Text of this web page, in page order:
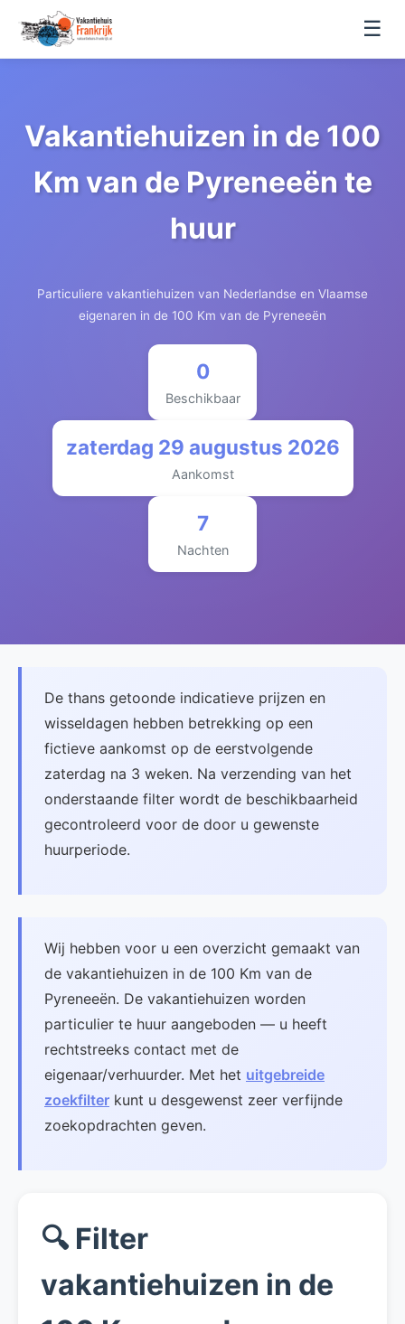
☰
Vakantiehuizen in de 100
Km van de Pyreneeën te
huur
Particuliere vakantiehuizen van Nederlandse en Vlaamse
eigenaren in de 100 Km van de Pyreneeën
0
Beschikbaar
zaterdag 29 augustus 2026
Aankomst
7
Nachten
De thans getoonde indicatieve prijzen en
wisseldagen hebben betrekking op een
fictieve aankomst op de eerstvolgende
zaterdag na 3 weken. Na verzending van het
onderstaande filter wordt de beschikbaarheid
gecontroleerd voor de door u gewenste
huurperiode.
Wij hebben voor u een overzicht gemaakt van
de vakantiehuizen in de 100 Km van de
Pyreneeën. De vakantiehuizen worden
particulier te huur aangeboden — u heeft
rechtstreeks contact met de
eigenaar/verhuurder. Met het uitgebreide
zoekfilter kunt u desgewenst zeer verfijnde
zoekopdrachten geven.
🔍 Filter
vakantiehuizen in de